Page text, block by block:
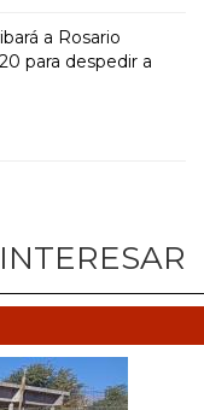
a Rosario
para despedir a